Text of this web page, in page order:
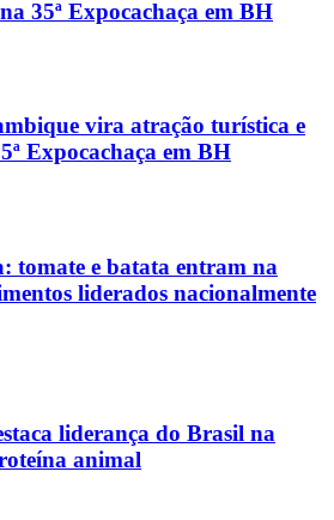
35ª Expocachaça em BH
vira atração turística e
Expocachaça em BH
tomate e batata entram na
liderados nacionalmente
liderança do Brasil na
animal